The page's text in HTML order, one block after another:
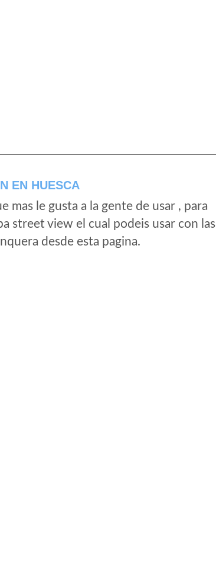
EN HUESCA
mas le gusta a la gente de usar , para
street view el cual podeis usar con las
desde esta pagina.